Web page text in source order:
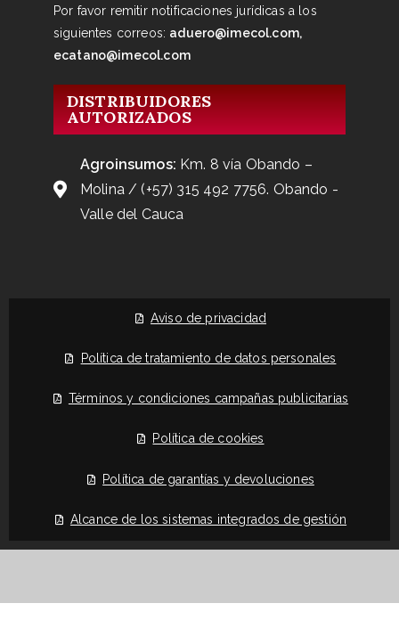
Por favor remitir notificaciones jurídicas a los
siguientes correos: aduero@imecol.com,
ecatano@imecol.com
DISTRIBUIDORES
AUTORIZADOS
Agroinsumos: Km. 8 vía Obando –
Molina / (+57) 315 492 7756. Obando -
Valle del Cauca
Aviso de privacidad
Política de tratamiento de datos personales
Términos y condiciones campañas publicitarias
Política de cookies
Política de garantías y devoluciones
Alcance de los sistemas integrados de gestión